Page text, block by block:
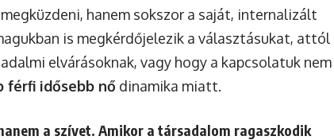
hanem sokszor a saját, internalizált
is megkérdőjelezik a választásukat, attól
elvárásoknak, vagy hogy a kapcsolatuk nem
férfi idősebb nő dinamika miatt.
a szívet. Amikor a társadalom ragaszkodik